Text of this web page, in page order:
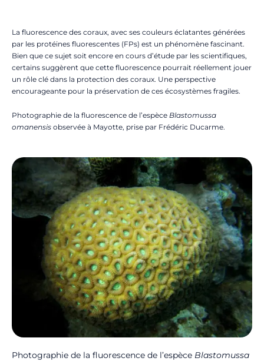
La fluorescence des coraux, avec ses couleurs éclatantes générées
par les protéines fluorescentes (FPs) est un phénomène fascinant.
Bien que ce sujet soit encore en cours d’étude par les scientifiques,
certains suggèrent que cette fluorescence pourrait réellement jouer
un rôle clé dans la protection des coraux. Une perspective
encourageante pour la préservation de ces écosystèmes fragiles.
Photographie de la fluorescence de l’espèce Blastomussa
omanensis observée à Mayotte, prise par Frédéric Ducarme.
Photographie de la fluorescence de l’espèce Blastomussa